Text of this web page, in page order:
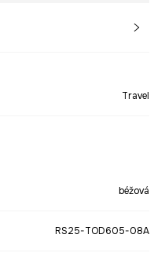
Travel
béžová
RS25-TOD605-08A